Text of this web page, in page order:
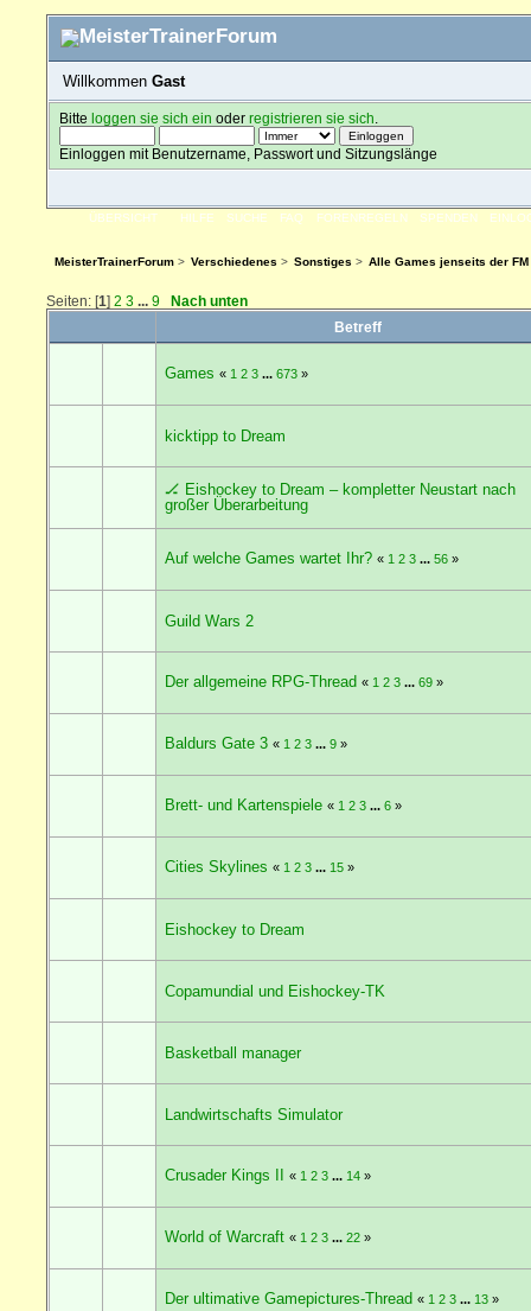
Willkommen Gast
Bitteloggen sie sich ein oderregistrieren sie sich
Einloggen mit Benutzername, Passwort und Sitzungslänge
ÜBERSICHT HILFE SUCHE FAQ FORENREGELN SPENDEN
MeisterTrainerForum> Verschiedenes > Sonstiges > Alle Games jenseits der
Seiten: [1]2 3 ...9
Nach unten
Betreff
Games « 1 2 3 ... 673»
kicktipp to Dream
🏒 Eishockey to Dream – kompletter Neustart nach
großer Überarbeitung
Auf welche Games wartet Ihr? « 1 2 3 ... 56»
Guild Wars 2
Der allgemeine RPG-Thread « 1 2 3 ... 69»
Baldurs Gate 3 « 1 2 3 ... 9»
Brett- und Kartenspiele « 1 2 3 ... 6»
Cities Skylines « 1 2 3 ... 15»
Eishockey to Dream
Copamundial und Eishockey-TK
Basketball manager
Landwirtschafts Simulator
Crusader Kings II « 1 2 3 ... 14»
World of Warcraft « 1 2 3 ... 22»
Der ultimative Gamepictures-Thread « 1 2 3 ... 13»